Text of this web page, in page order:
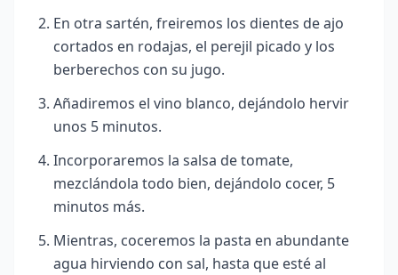
En otra sartén, freiremos los dientes de ajo
cortados en rodajas, el perejil picado y los
berberechos con su jugo.
Añadiremos el vino blanco, dejándolo hervir
unos 5 minutos.
Incorporaremos la salsa de tomate,
mezclándola todo bien, dejándolo cocer, 5
minutos más.
Mientras, coceremos la pasta en abundante
agua hirviendo con sal, hasta que esté al